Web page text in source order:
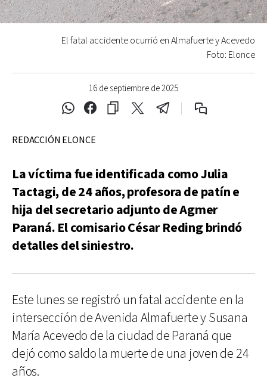
16 de septiembre de 2025
El fatal accidente ocurrió en Almafuerte y Acevedo
Foto: Elonce
REDACCIÓN ELONCE
La víctima fue identificada como Julia
Tactagi, de 24 años, profesora de patín e
hija del secretario adjunto de Agmer
Paraná. El comisario César Reding brindó
detalles del siniestro.
Este lunes se registró un fatal accidente en la
intersección de Avenida Almafuerte y Susana
María Acevedo de la ciudad de Paraná que
dejó como saldo la muerte de una joven de 24
años.